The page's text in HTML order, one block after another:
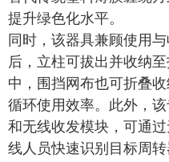
提升绿色化水平。
同时，该器具兼顾使用
后，立柱可拔出并收纳
中，围挡网布也可折叠
循环使用效率。此外，
和无线收发模块，可通
线人员快速识别目标周